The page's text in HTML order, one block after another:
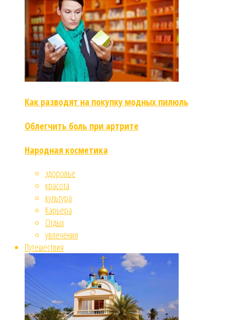
Как разводят на покупку модных пилюль
Облегчить боль при артрите
Народная косметика
здоровье
красота
культура
Карьера
Отдых
увлечения
Путешествия